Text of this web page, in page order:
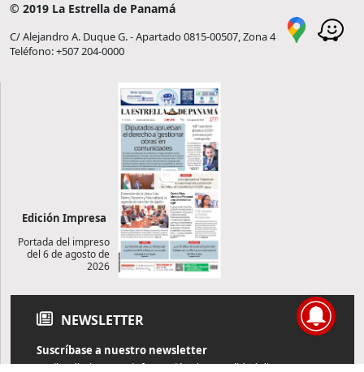
© 2019 La Estrella de Panamá
C/ Alejandro A. Duque G. - Apartado 0815-00507, Zona 4
Teléfono: +507 204-0000
Edición Impresa
Portada del impreso
del 6 de agosto de
2026
NEWSLETTER
Suscríbase a nuestro newsletter
Reciba diariamente información de actualidad directamente en